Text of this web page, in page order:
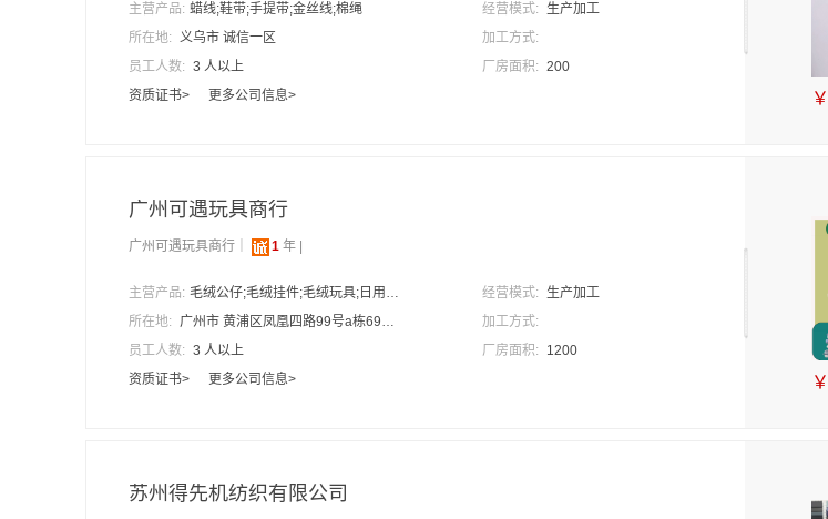
主营产品: 蜡线;鞋带;手提带;金丝线;棉绳
所在地: 义乌市 诚信一区
员工人数: 3 人以上
资质证书>
更多公司信息>
经营模式:
生产加工
加工方式:
厂房面积: 200
￥
广州可遇玩具商行
广州可遇玩具商行｜ 1 年 |
主营产品:
毛绒公仔;毛绒挂件;毛绒玩具;日用品;公司吉祥物;儿童礼品;毛绒颈枕;动漫周边;动漫产品;汽车用品;文具用品;u型颈枕;文具用品;动漫卡通;手机配饰
所在地:
广州市 黄浦区凤凰四路99号a栋694房
员工人数: 3 人以上
资质证书>
更多公司信息>
经营模式:
生产加工
加工方式:
厂房面积:
1200
￥
苏州得先机纺织有限公司